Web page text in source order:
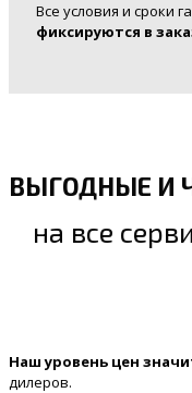
Все условия и сроки
фиксируются в
ВЫГОДНЫЕ И
на все
Наш уровень цен
дилеров.